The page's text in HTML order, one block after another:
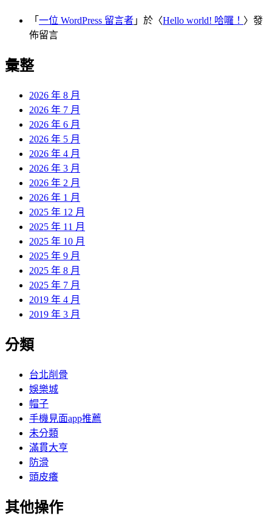
「 一位 WordPress 留言者 」於〈Hello world! 哈囉！ 〉發
佈留言
彙整
2026 年 8 月
2026 年 7 月
2026 年 6 月
2026 年 5 月
2026 年 4 月
2026 年 3 月
2026 年 2 月
2026 年 1 月
2025 年 12 月
2025 年 11 月
2025 年 10 月
2025 年 9 月
2025 年 8 月
2025 年 7 月
2019 年 4 月
2019 年 3 月
分類
台北削骨
娛樂城
帽子
手機見面app推薦
未分類
滿貫大亨
防滑
頭皮癢
其他操作